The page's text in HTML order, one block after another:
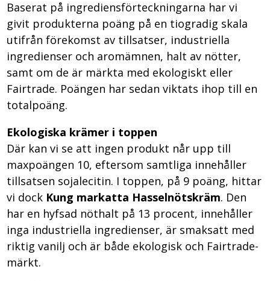
Baserat på ingrediensförteckningarna har vi
givit produkterna poäng på en tiogradig skala
utifrån förekomst av tillsatser, industriella
ingredienser och aromämnen, halt av nötter,
samt om de är märkta med ekologiskt eller
Fairtrade. Poängen har sedan viktats ihop till en
totalpoäng.
Ekologiska krämer i toppen
Där kan vi se att ingen produkt når upp till
maxpoängen 10, eftersom samtliga innehåller
tillsatsen sojalecitin. I toppen, på 9 poäng, hittar
vi dock Kung markatta Hasselnötskräm. Den
har en hyfsad nöthalt på 13 procent, innehåller
inga industriella ingredienser, är smaksatt med
riktig vanilj och är både ekologisk och Fairtrade-
märkt.